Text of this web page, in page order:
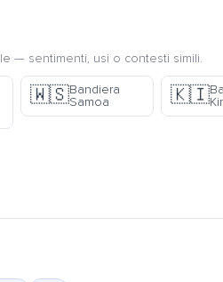
— sentimenti, usi o contesti simili.
🇼🇸Bandiera
Samoa
🇰🇮